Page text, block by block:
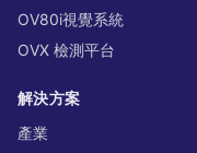
OV80i視覺系統
OVX 檢測平台
解決方案
產業